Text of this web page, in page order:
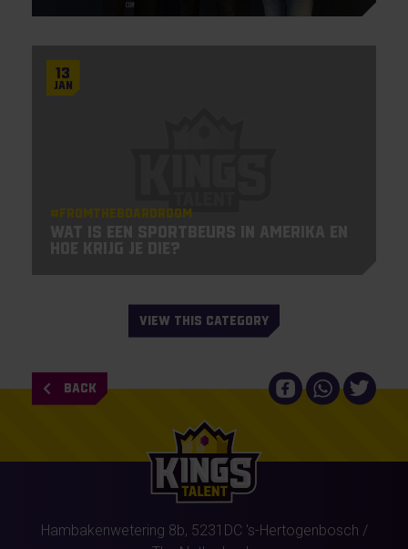
13
Jan
#Fromtheboardroom
VIEW THIS CATEGORY
BACK
Hambakenwetering 8b, 5231DC 's-Hertogenbosch /